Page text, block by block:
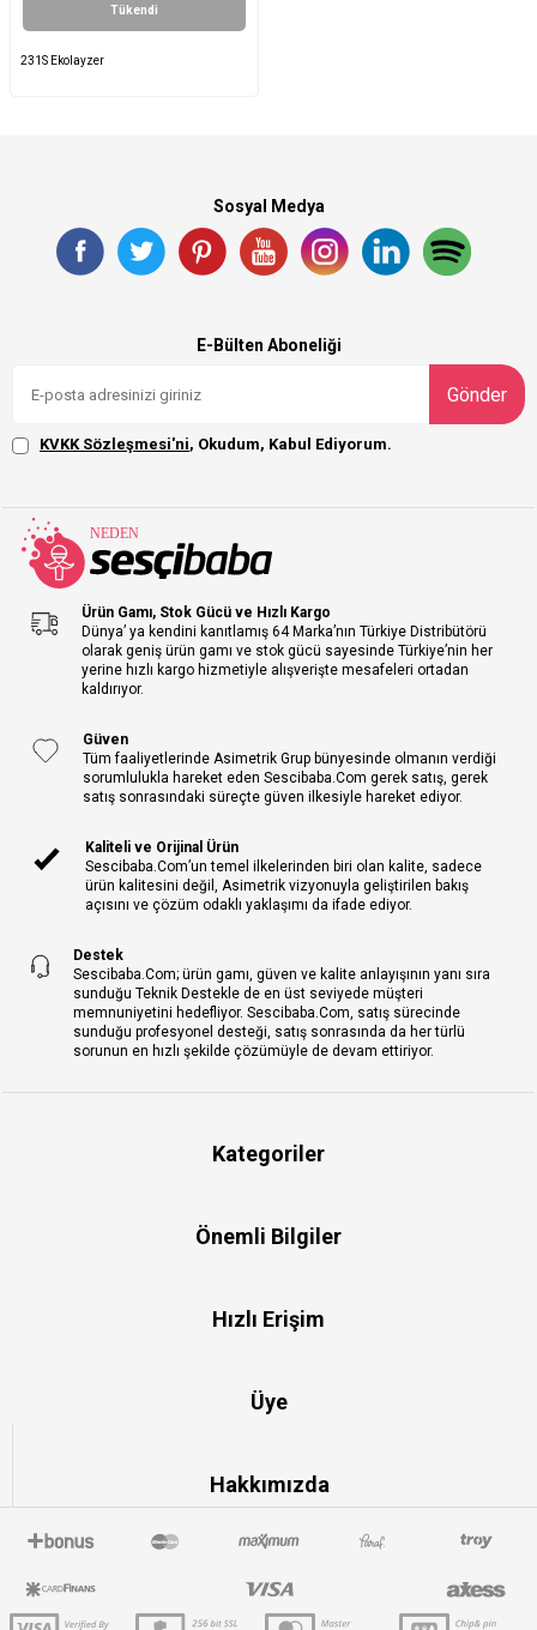
Tükendi
231S Ekolayzer
Sosyal Medya
E-Bülten Aboneliği
Gönder
KVKK Sözleşmesi'ni, Okudum, Kabul Ediyorum.
Ürün Gamı, Stok Gücü ve Hızlı Kargo
Dünya’ ya kendini kanıtlamış 64 Marka’nın Türkiye Distribütörü
olarak geniş ürün gamı ve stok gücü sayesinde Türkiye’nin her
yerine hızlı kargo hizmetiyle alışverişte mesafeleri ortadan
kaldırıyor.
Güven
Tüm faaliyetlerinde Asimetrik Grup bünyesinde olmanın verdiği
sorumlulukla hareket eden Sescibaba.Com gerek satış, gerek
satış sonrasındaki süreçte güven ilkesiyle hareket ediyor.
Kaliteli ve Orijinal Ürün
Sescibaba.Com’un temel ilkelerinden biri olan kalite, sadece
ürün kalitesini değil, Asimetrik vizyonuyla geliştirilen bakış
açısını ve çözüm odaklı yaklaşımı da ifade ediyor.
Destek
Sescibaba.Com; ürün gamı, güven ve kalite anlayışının yanı sıra
sunduğu Teknik Destekle de en üst seviyede müşteri
memnuniyetini hedefliyor. Sescibaba.Com, satış sürecinde
sunduğu profesyonel desteği, satış sonrasında da her türlü
sorunun en hızlı şekilde çözümüyle de devam ettiriyor.
Kategoriler
Önemli Bilgiler
Hızlı Erişim
Üye
Hakkımızda